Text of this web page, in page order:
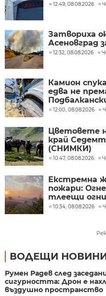
12:49, 08.08.2026
Затвориха
Асеновград
12:32, 08.08.2026
Камион
едва не
12:00, 08.08.2026
Цветовете
край
(СНИМКИ)
10:47, 08.08.2026
Екстремна
пожари:
тлеещи
10:34, 08.08.2026
ВОДЕЩИ
Румен Радев след
сигурността: Дрон е
въздушно пространство